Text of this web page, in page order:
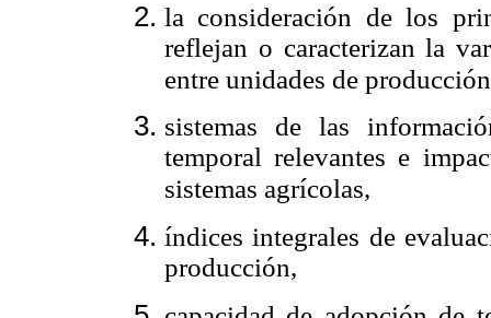
la consideración de los
reflejan o caracterizan la
entre unidades de
sistemas de las
temporal relevantes e
sistemas agrícolas,
índices integrales de
producción,